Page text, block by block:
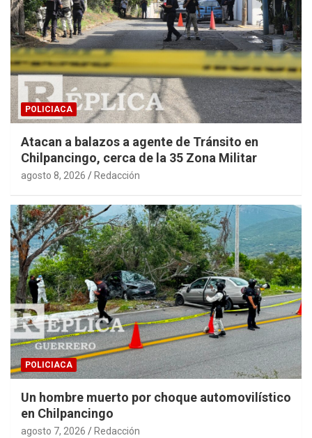
POLICIACA
Atacan a balazos a agente de Tránsito en
Chilpancingo, cerca de la 35 Zona Militar
agosto 8, 2026 Redacción
POLICIACA
Un hombre muerto por choque automovilístico
en Chilpancingo
agosto 7, 2026 Redacción